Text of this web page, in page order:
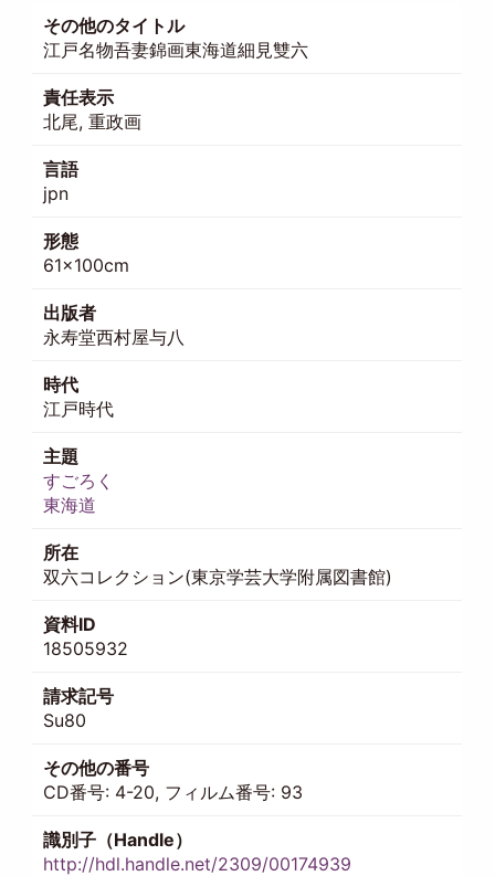
その他のタイトル
江戸名物吾妻錦画東海道細見雙六
責任表示
北尾, 重政画
言語
jpn
形態
61×100cm
出版者
永寿堂西村屋与八
時代
江戸時代
主題
すごろく
東海道
所在
双六コレクション(東京学芸大学附属図書館)
資料ID
18505932
請求記号
Su80
その他の番号
CD番号: 4-20, フィルム番号: 93
識別子（Handle）
http://hdl.handle.net/2309/00174939